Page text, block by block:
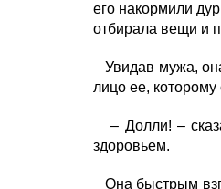
его накормили
отбирала вещи и
Увидав мужа,
лицо ее,
– Долли! –
здоровьем.
Она быстрым